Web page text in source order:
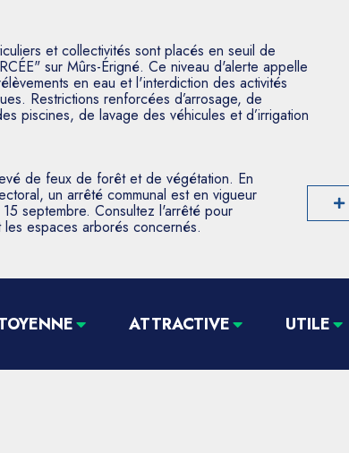
et collectivités sont placés en seuil de
sur Mûrs-Érigné. Ce niveau d'alerte appelle
en eau et l'interdiction des activités
Restrictions renforcées d’arrosage, de
piscines, de lavage des véhicules et d’irrigation
de feux de forêt et de végétation. En
un arrêté communal est en vigueur
septembre. Consultez l'arrêté pour
espaces arborés concernés.
ATTRACTIVE UTILE